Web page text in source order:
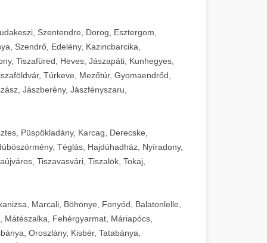
Szentendre, Dorog, Esztergom,
Szendrő, Edelény, Kazincbarcika,
Tiszafüred, Heves, Jászapáti, Kunhegyes,
Túrkeve, Mezőtúr, Gyomaendrőd,
Jászberény, Jászfényszaru,
Püspökladány, Karcag, Derecske,
Téglás, Hajdúhadház, Nyíradony,
Tiszavasvári, Tiszalök, Tokaj,
Marcali, Böhönye, Fonyód, Balatonlelle,
Fehérgyarmat, Máriapócs,
Oroszlány, Kisbér, Tatabánya,